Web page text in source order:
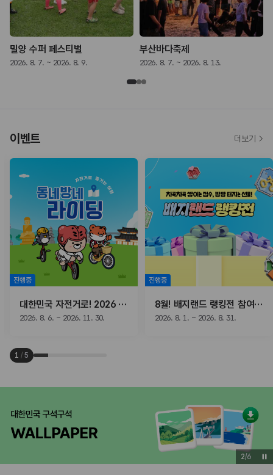
밀양 수퍼 페스티벌
2026. 8. 7. ~ 2026. 8. 9.
부산바다축제
2026. 8. 7. ~ 2026. 8. 13.
이벤트
진행중
대한민국 자전거로! 2026 동네방네 라이딩
2026. 8. 6. ~ 2026. 11. 30.
진행중
8월! 배지랜드 랭킹전 참여하고, 선물받자!
2026. 8. 1. ~ 2026. 8. 31.
1 / 5
더보기
3/6